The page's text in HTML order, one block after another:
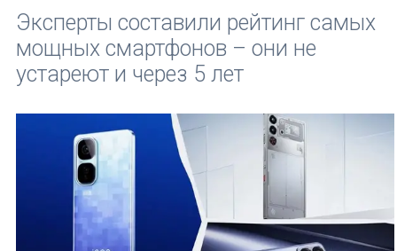
Эксперты составили рейтинг самых
мощных смартфонов – они не
устареют и через 5 лет